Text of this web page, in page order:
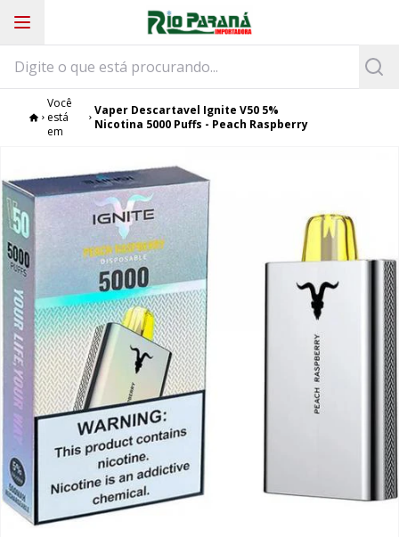
Você
está
em
Vaper Descartavel Ignite V50 5%
Nicotina 5000 Puffs - Peach Raspberry